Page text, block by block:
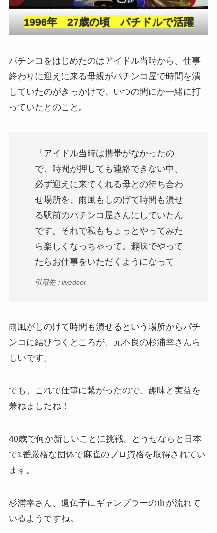
1996年 27歳の頃 パチドルで活躍
パチンコをはじめたのはアイドル当時から、仕事
終わりに迎えに来る母親がパチンコ屋で時間を潰
していたのがきっかけで、いつの間にか一緒に打
っていたとのこと。
「アイドル当時は携帯がなかったの
で、時間が押しても連絡できない中、
必ず迎えに来てくれる母との待ち合わ
せ場所を、雨風もしのげて時間も潰せ
る駅前のパチンコ屋さんにしていたん
です。それで私もちょっとやってみた
ら楽しくなっちゃって。趣味でやって
たらお仕事をいただくようになって
引用先：livedoor
雨風がしのげて時間も潰せるという場所からパチ
ンコに結びつくところが、元不良の杉浦幸さんら
しいです。
でも、これで仕事に繋がったので、趣味と実益を
兼ねましたね！
40歳で何か新しいことに挑戦、どうせならと日本
で1番厳格な団体で麻雀のプロ資格を取得されてい
ます。
杉浦幸さん、遺伝子にギャンブラーの血が流れて
いるようですね。